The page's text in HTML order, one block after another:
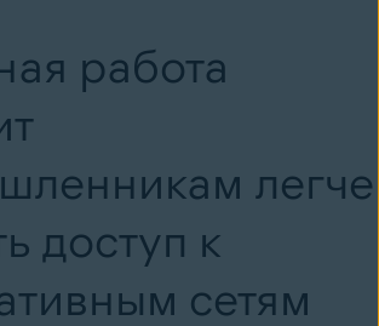
работа
легче
доступ к
сетям